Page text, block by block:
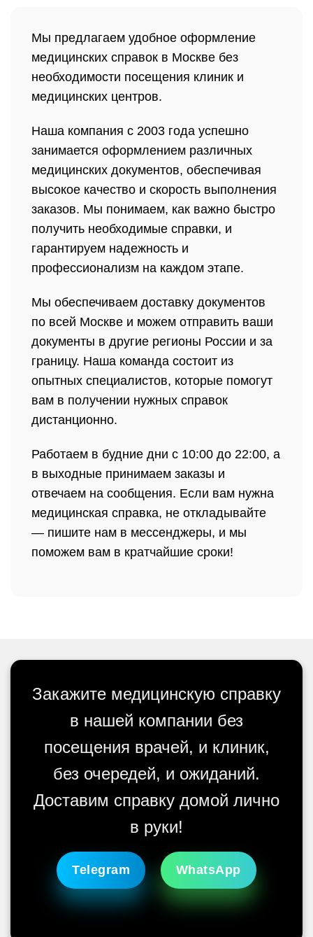
Мы предлагаем удобное оформление
медицинских справок в Москве без
необходимости посещения клиник и
медицинских центров.
Наша компания с 2003 года успешно
занимается оформлением различных
медицинских документов, обеспечивая
высокое качество и скорость выполнения
заказов. Мы понимаем, как важно быстро
получить необходимые справки, и
гарантируем надежность и
профессионализм на каждом этапе.
Мы обеспечиваем доставку документов
по всей Москве и можем отправить ваши
документы в другие регионы России и за
границу. Наша команда состоит из
опытных специалистов, которые помогут
вам в получении нужных справок
дистанционно.
Работаем в будние дни с 10:00 до 22:00, а
в выходные принимаем заказы и
отвечаем на сообщения. Если вам нужна
медицинская справка, не откладывайте
— пишите нам в мессенджеры, и мы
поможем вам в кратчайшие сроки!
Закажите медицинскую справку
в нашей компании без
посещения врачей, и клиник,
без очередей, и ожиданий.
Доставим справку домой лично
в руки!
Telegram WhatsApp